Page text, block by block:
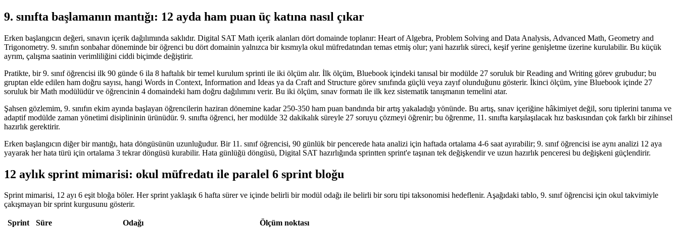
9. sınıfta başlamanın mantığı: 12 ayda ham puan üç katına nasıl çıkar
Erken başlangıcın değeri, sınavın içerik dağılımında saklıdır. Digital SAT Math içerik alanları dört domainde toplanır: Heart of Algebra, Problem Solving and Data Analysis, Advanced Math, Geometry and
Trigonometry. 9. sınıfın sonbahar döneminde bir öğrenci bu dört domainin yalnızca bir kısmıyla okul müfredatından temas etmiş olur; yani hazırlık süreci, keşif yerine genişletme üzerine kurulabilir. Bu küçük
ayrım, çalışma saatinin verimliliğini ciddi biçimde değiştirir.
Pratikte, bir 9. sınıf öğrencisi ilk 90 günde 6 ila 8 haftalık bir temel kurulum sprinti ile iki ölçüm alır. İlk ölçüm, Bluebook içindeki tanısal bir modülde 27 soruluk bir Reading and Writing görev grubudur; bu
gruptan elde edilen ham doğru sayısı, hangi Words in Context, Information and Ideas ya da Craft and Structure görev sınıfında güçlü veya zayıf olunduğunu gösterir. İkinci ölçüm, yine Bluebook içinde 27
soruluk bir Math modülüdür ve öğrencinin 4 domaindeki ham doğru dağılımını verir. Bu iki ölçüm, sınav formatı ile ilk kez sistematik tanışmanın temelini atar.
Şahsen gözlemim, 9. sınıfın ekim ayında başlayan öğrencilerin haziran dönemine kadar 250-350 ham puan bandında bir artış yakaladığı yönünde. Bu artış, sınav içeriğine hâkimiyet değil, soru tiplerini tanıma ve
adaptif modülde zaman yönetimi disiplininin ürünüdür. 9. sınıfta öğrenci, her modülde 32 dakikalık süreyle 27 soruyu çözmeyi öğrenir; bu öğrenme, 11. sınıfta karşılaşılacak hız baskısından çok farklı bir zihinsel
hazırlık gerektirir.
Erken başlangıcın diğer bir mantığı, hata döngüsünün uzunluğudur. Bir 11. sınıf öğrencisi, 90 günlük bir pencerede hata analizi için haftada ortalama 4-6 saat ayırabilir; 9. sınıf öğrencisi ise aynı analizi 12 aya
yayarak her hata türü için ortalama 3 tekrar döngüsü kurabilir. Hata günlüğü döngüsü, Digital SAT hazırlığında sprintten sprint'e taşınan tek değişkendir ve uzun hazırlık penceresi bu değişkeni güçlendirir.
12 aylık sprint mimarisi: okul müfredatı ile paralel 6 sprint bloğu
Sprint mimarisi, 12 ayı 6 eşit bloğa böler. Her sprint yaklaşık 6 hafta sürer ve içinde belirli bir modül odağı ile belirli bir soru tipi taksonomisi hedeflenir. Aşağıdaki tablo, 9. sınıf öğrencisi için okul takvimiyle
çakışmayan bir sprint kurgusunu gösterir.
Sprint Süre Odağı
Ölçüm noktası